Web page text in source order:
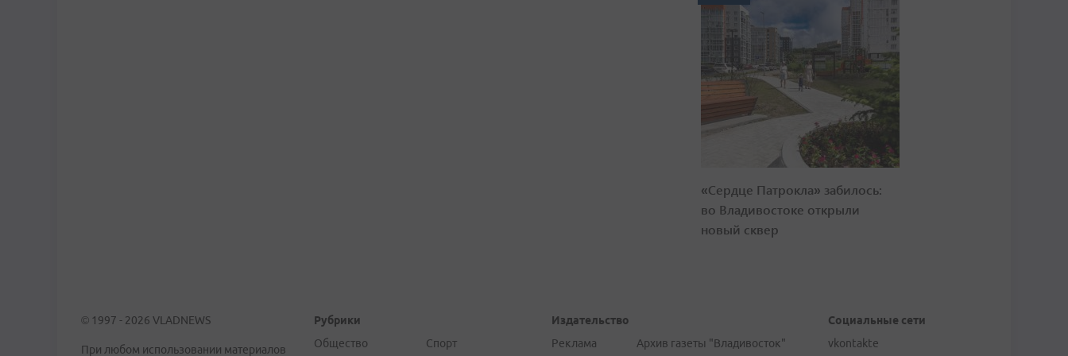
«Сердце Патрокла» забилось:
во Владивостоке открыли
новый сквер
© 1997 - 2026 VLADNEWS
При любом использовании материалов
Рубрики
Общество
Спорт
Издательство
Реклама
Архив газеты "Владивосток"
Социальные сети
vkontakte